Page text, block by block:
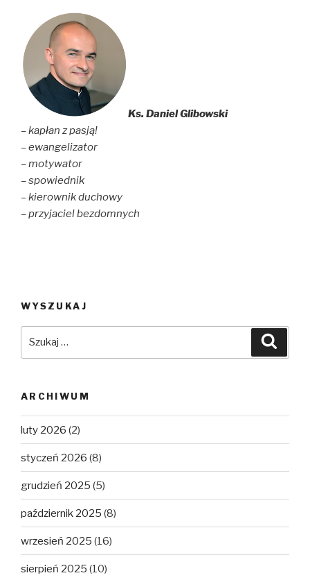
Ks. Daniel Glibowski
– kapłan z pasją!
– ewangelizator
– motywator
– spowiednik
– kierownik duchowy
– przyjaciel bezdomnych
WYSZUKAJ
ARCHIWUM
luty 2026 (2)
styczeń 2026 (8)
grudzień 2025 (5)
październik 2025 (8)
wrzesień 2025 (16)
sierpień 2025 (10)